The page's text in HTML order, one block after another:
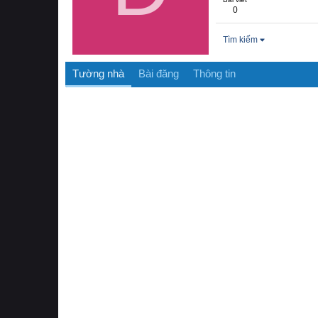
0
Tìm kiếm
Tường nhà Bài đăng Thông tin